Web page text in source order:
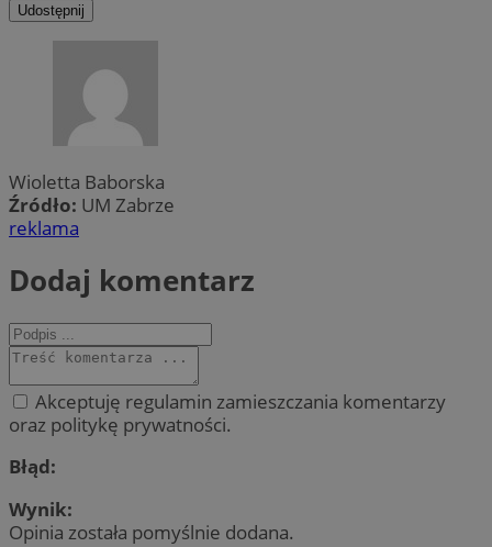
Udostępnij
Wioletta Baborska
Źródło: UM Zabrze
reklama
Dodaj komentarz
Akceptuję regulamin zamieszczania komentarzy
oraz politykę prywatności.
Błąd:
Wynik:
Opinia została pomyślnie dodana.